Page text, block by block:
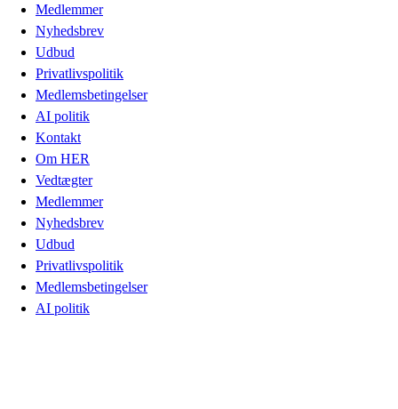
Medlemmer
Nyhedsbrev
Udbud
Privatlivspolitik
Medlemsbetingelser
AI politik
Kontakt
Om HER
Vedtægter
Medlemmer
Nyhedsbrev
Udbud
Privatlivspolitik
Medlemsbetingelser
AI politik